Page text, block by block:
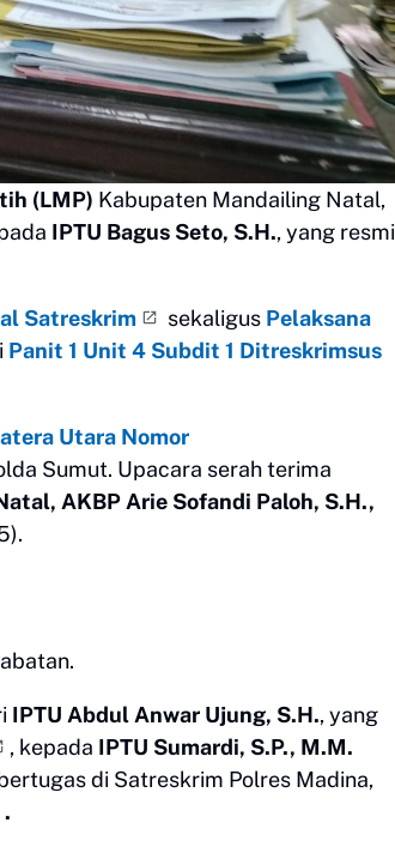
(LMP) Kabupaten Mandailing Natal,
IPTU Bagus Seto, S.H., yang resmi
Satreskrim sekaligus Pelaksana
Panit 1 Unit 4 Subdit 1 Ditreskrimsus
Utara Nomor
Sumut. Upacara serah terima
AKBP Arie Sofandi Paloh, S.H.,
IPTU Abdul Anwar Ujung, S.H., yang
, kepada IPTU Sumardi, S.P., M.M.
di Satreskrim Polres Madina,
.